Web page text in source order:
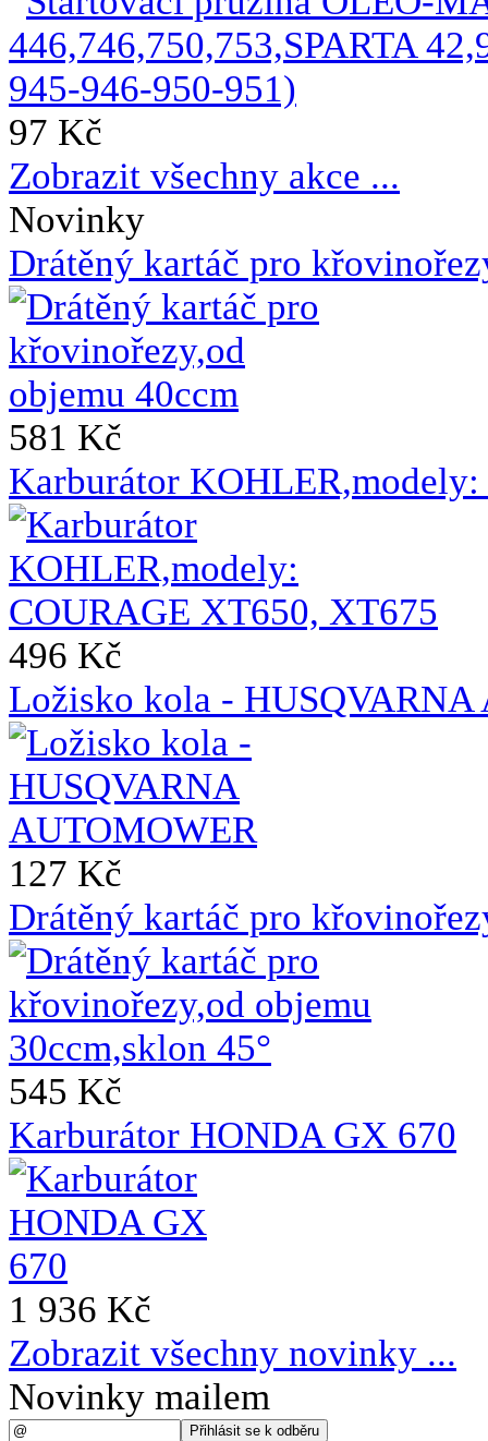
97 Kč
Zobrazit všechny akce ...
Novinky
Drátěný kartáč pro
581 Kč
Karburátor
496 Kč
Ložisko kola - HUSQVARNA
127 Kč
Drátěný kartáč pro
545 Kč
Karburátor HONDA GX 670
1 936 Kč
Zobrazit všechny novinky ...
Novinky mailem